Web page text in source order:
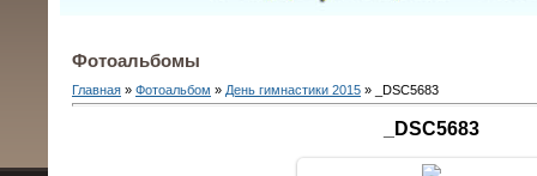
Фотоальбомы
Главная » Фотоальбом » День гимнастики 2015 » _DSC5683
_DSC5683